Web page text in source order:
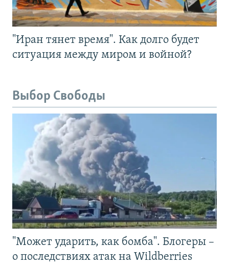
"Иран тянет время". Как долго будет
ситуация между миром и войной?
Выбор Свободы
"Может ударить, как бомба". Блогеры –
о последствиях атак на Wildberries